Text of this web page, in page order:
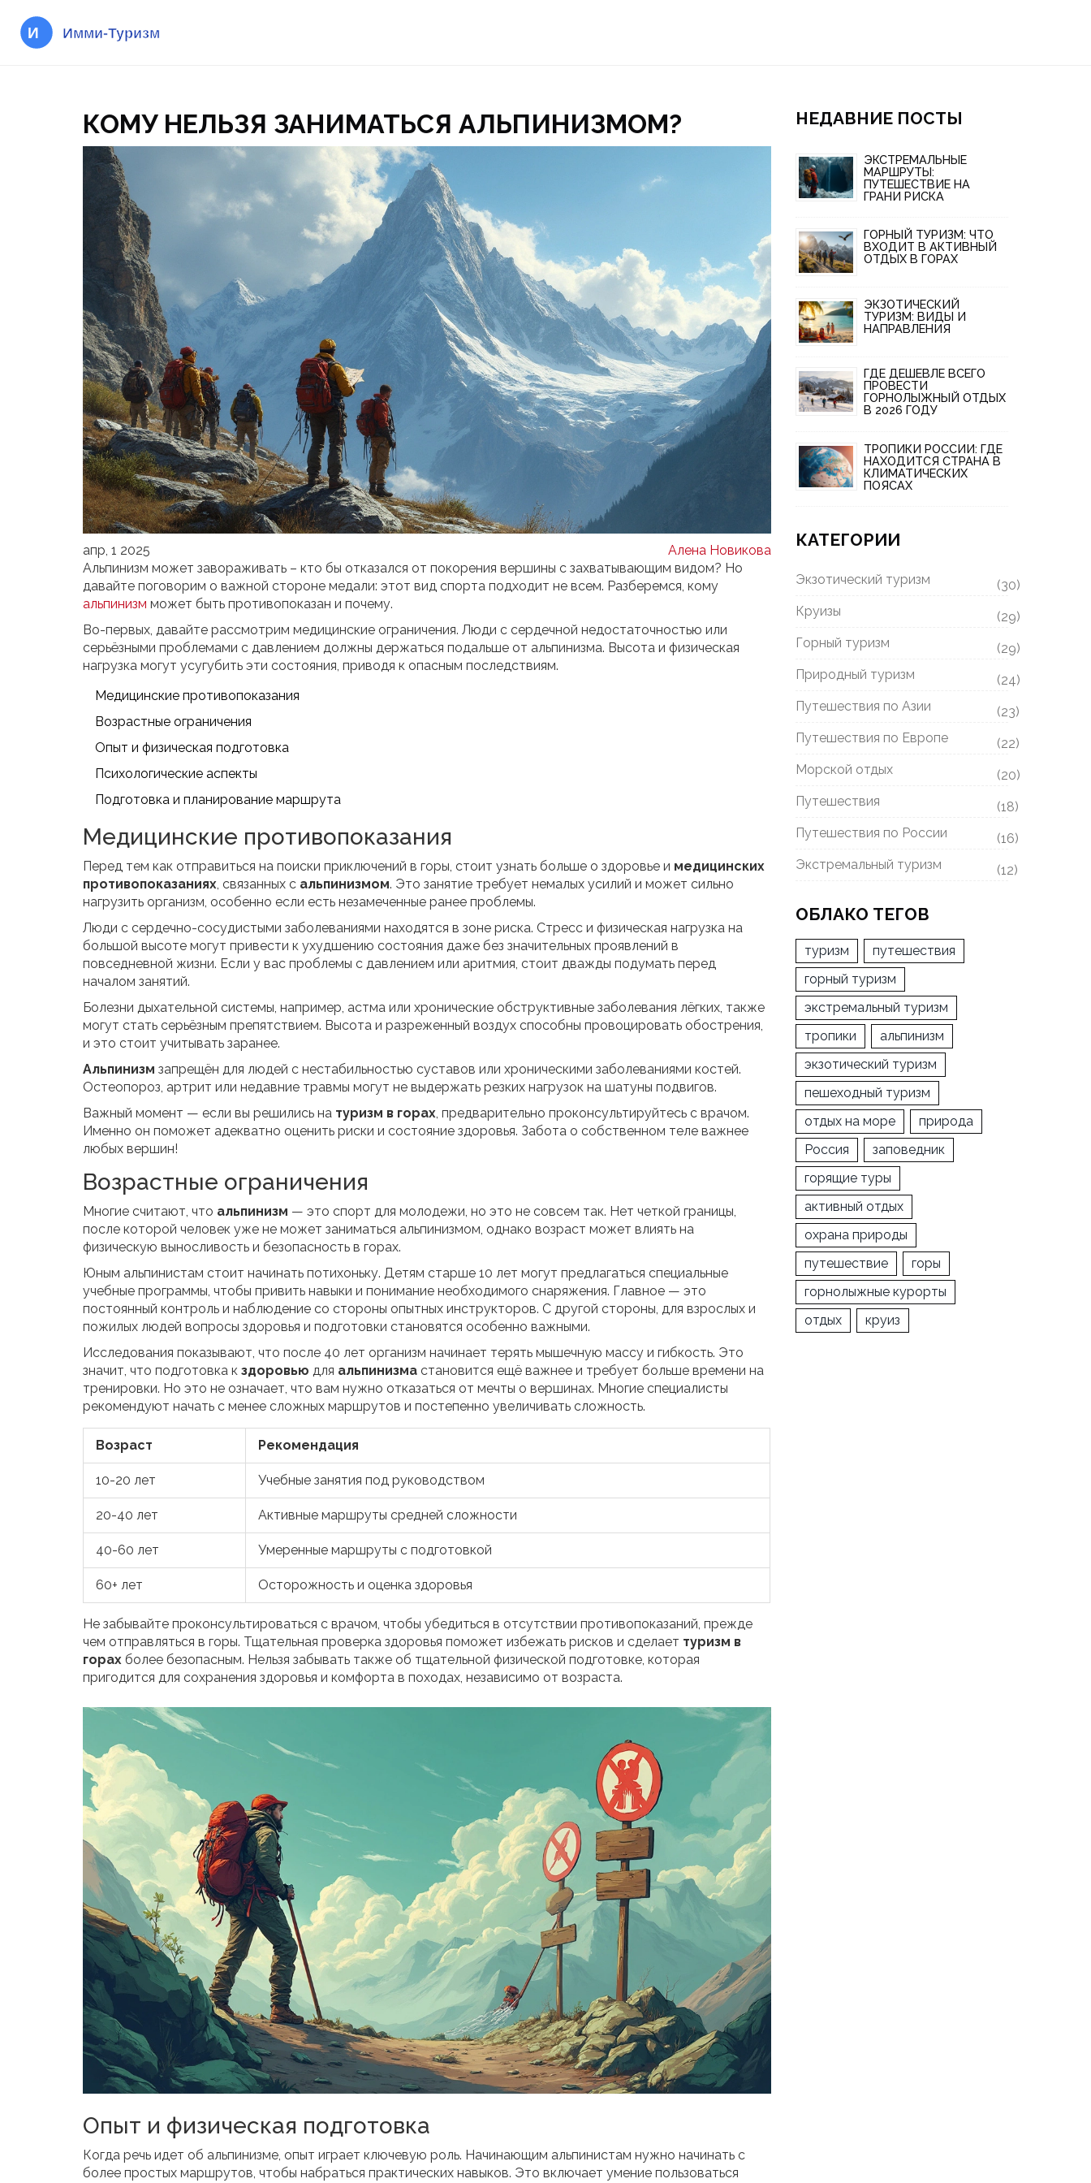
КОМУ НЕЛЬЗЯ ЗАНИМАТЬСЯ АЛЬПИНИЗМОМ?
апр, 1 2025
Алена Новикова
Альпинизм может завораживать – кто бы отказался от покорения вершины с захватывающим видом? Но
давайте поговорим о важной стороне медали: этот вид спорта подходит не всем. Разберемся, кому
альпинизм может быть противопоказан и почему.
Во-первых, давайте рассмотрим медицинские ограничения. Люди с сердечной недостаточностью или
серьёзными проблемами с давлением должны держаться подальше от альпинизма. Высота и физическая
нагрузка могут усугубить эти состояния, приводя к опасным последствиям.
Медицинские противопоказания
Возрастные ограничения
Опыт и физическая подготовка
Психологические аспекты
Подготовка и планирование маршрута
Медицинские противопоказания
Перед тем как отправиться на поиски приключений в горы, стоит узнать больше о здоровье и медицинских
противопоказаниях , связанных с альпинизмом. Это занятие требует немалых усилий и может сильно
нагрузить организм, особенно если есть незамеченные ранее проблемы.
Люди с сердечно-сосудистыми заболеваниями находятся в зоне риска. Стресс и физическая нагрузка на
большой высоте могут привести к ухудшению состояния даже без значительных проявлений в
повседневной жизни. Если у вас проблемы с давлением или аритмия, стоит дважды подумать перед
началом занятий.
Болезни дыхательной системы, например, астма или хронические обструктивные заболевания лёгких, также
могут стать серьёзным препятствием. Высота и разреженный воздух способны провоцировать обострения,
и это стоит учитывать заранее.
Альпинизм запрещён для людей с нестабильностью суставов или хроническими заболеваниями костей.
Остеопороз, артрит или недавние травмы могут не выдержать резких нагрузок на шатуны подвигов.
Важный момент — если вы решились на туризм в горах , предварительно проконсультируйтесь с врачом.
Именно он поможет адекватно оценить риски и состояние здоровья. Забота о собственном теле важнее
любых вершин!
Возрастные ограничения
Многие считают, что альпинизм — это спорт для молодежи, но это не совсем так. Нет четкой границы,
после которой человек уже не может заниматься альпинизмом, однако возраст может влиять на
физическую выносливость и безопасность в горах.
Юным альпинистам стоит начинать потихоньку. Детям старше 10 лет могут предлагаться специальные
учебные программы, чтобы привить навыки и понимание необходимого снаряжения. Главное — это
постоянный контроль и наблюдение со стороны опытных инструкторов. С другой стороны, для взрослых и
пожилых людей вопросы здоровья и подготовки становятся особенно важными.
Исследования показывают, что после 40 лет организм начинает терять мышечную массу и гибкость. Это
значит, что подготовка к здоровью для альпинизма становится ещё важнее и требует больше времени на
тренировки. Но это не означает, что вам нужно отказаться от мечты о вершинах. Многие специалисты
рекомендуют начать с менее сложных маршрутов и постепенно увеличивать сложность.
Возраст Рекомендация
10-20 лет Учебные занятия под руководством
20-40 лет Активные маршруты средней сложности
40-60 лет Умеренные маршруты с подготовкой
60+ лет Осторожность и оценка здоровья
Не забывайте проконсультироваться с врачом, чтобы убедиться в отсутствии противопоказаний, прежде
чем отправляться в горы. Тщательная проверка здоровья поможет избежать рисков и сделает туризм в
горах более безопасным. Нельзя забывать также об тщательной физической подготовке, которая
пригодится для сохранения здоровья и комфорта в походах, независимо от возраста.
Опыт и физическая подготовка
Когда речь идет об альпинизме, опыт играет ключевую роль. Начинающим альпинистам нужно начинать с
более простых маршрутов, чтобы набраться практических навыков. Это включает умение пользоваться
НЕДАВНИЕ ПОСТЫ
ЭКСТРЕМАЛЬНЫЕ
МАРШРУТЫ:
ПУТЕШЕСТВИЕ НА
ГРАНИ РИСКА
ГОРНЫЙ ТУРИЗМ: ЧТО
ВХОДИТ В АКТИВНЫЙ
ОТДЫХ В ГОРАХ
ЭКЗОТИЧЕСКИЙ
ТУРИЗМ: ВИДЫ И
НАПРАВЛЕНИЯ
ГДЕ ДЕШЕВЛЕ ВСЕГО
ПРОВЕСТИ
ГОРНОЛЫЖНЫЙ ОТДЫХ
В 2026 ГОДУ
ТРОПИКИ РОССИИ: ГДЕ
НАХОДИТСЯ СТРАНА В
КЛИМАТИЧЕСКИХ
ПОЯСАХ
КАТЕГОРИИ
Экзотический туризм
(30)
Круизы
(29)
Горный туризм
(29)
Природный туризм
(24)
Путешествия по Азии
(23)
Путешествия по Европе
(22)
Морской отдых
(20)
Путешествия
(18)
Путешествия по России
(16)
Экстремальный туризм
(12)
ОБЛАКО ТЕГОВ
туризм
путешествия
горный туризм
экстремальный туризм
тропики
альпинизм
экзотический туризм
пешеходный туризм
отдых на море
природа
Россия
заповедник
горящие туры
активный отдых
охрана природы
путешествие
горы
горнолыжные курорты
отдых
круиз